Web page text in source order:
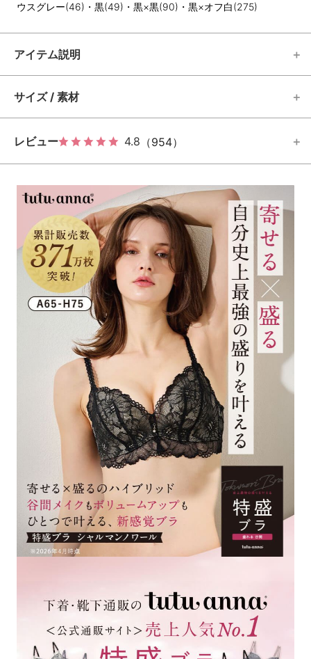
ウスグレー(46)・黒(49)・黒×黒(90)・黒×オフ白(275)
アイテム説明
サイズ / 素材
レビュー 4.8 （954）